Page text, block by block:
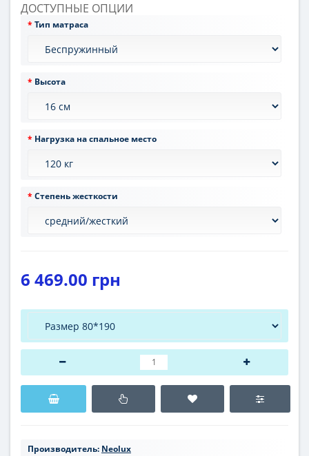
ДОСТУПНЫЕ ОПЦИИ
Тип матраса
Высота
Нагрузка на спальное место
Степень жесткости
6 469.00 грн
Производитель: Neolux